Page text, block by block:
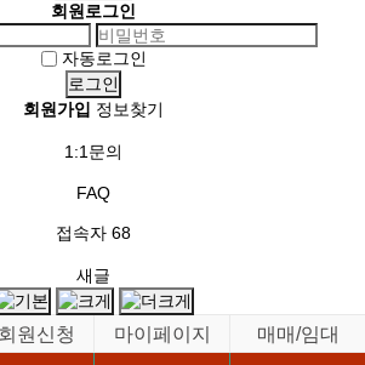
회원로그인
자동로그인
회원가입 정보찾기
1:1문의
FAQ
접속자 68
새글
원신청 마이페이지
매매/임대